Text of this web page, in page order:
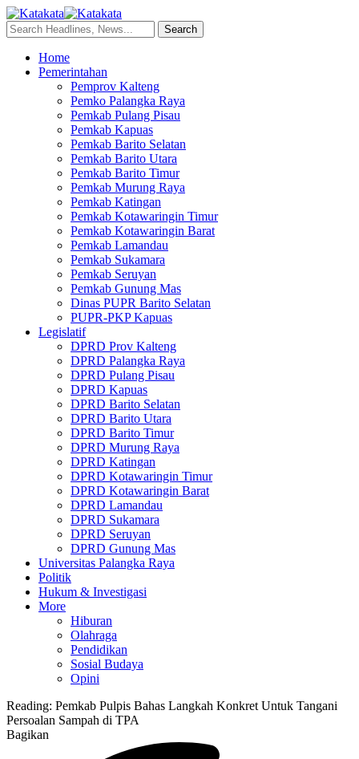
Home
Pemerintahan
Pemprov Kalteng
Pemko Palangka Raya
Pemkab Pulang Pisau
Pemkab Kapuas
Pemkab Barito Selatan
Pemkab Barito Utara
Pemkab Barito Timur
Pemkab Murung Raya
Pemkab Katingan
Pemkab Kotawaringin Timur
Pemkab Kotawaringin Barat
Pemkab Lamandau
Pemkab Sukamara
Pemkab Seruyan
Pemkab Gunung Mas
Dinas PUPR Barito Selatan
PUPR-PKP Kapuas
Legislatif
DPRD Prov Kalteng
DPRD Palangka Raya
DPRD Pulang Pisau
DPRD Kapuas
DPRD Barito Selatan
DPRD Barito Utara
DPRD Barito Timur
DPRD Murung Raya
DPRD Katingan
DPRD Kotawaringin Timur
DPRD Kotawaringin Barat
DPRD Lamandau
DPRD Sukamara
DPRD Seruyan
DPRD Gunung Mas
Universitas Palangka Raya
Politik
Hukum & Investigasi
More
Hiburan
Olahraga
Pendidikan
Sosial Budaya
Opini
Reading: Pemkab Pulpis Bahas Langkah Konkret Untuk Tangani
Persoalan Sampah di TPA
Bagikan